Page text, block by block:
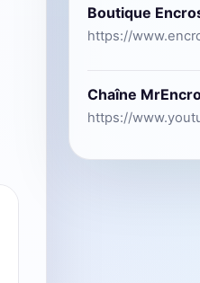
Boutique
https://
Chaîne
https://